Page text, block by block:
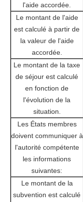
l'aide accordée.
Le montant de l'aide
est calculé à partir de
la valeur de l'aide
accordée.
Le montant de la taxe
de séjour est calculé
en fonction de
l'évolution de la
situation.
Les États membres
doivent communiquer à
l'autorité compétente
les informations
suivantes:
Le montant de la
subvention est calculé